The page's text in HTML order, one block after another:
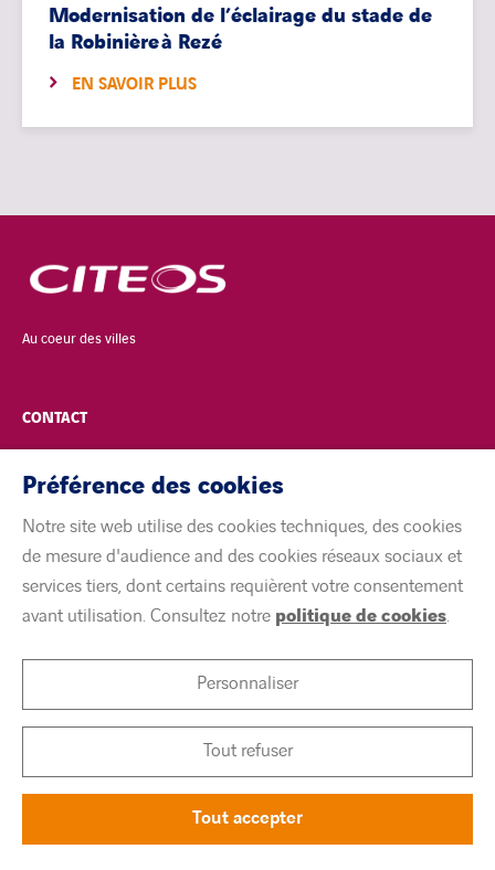
Modernisation de l’éclairage du stade de
la Robinière à Rezé
EN SAVOIR PLUS
Au coeur des villes
CONTACT
POLITIQUE DE CONFIDENTIALITÉ
MENTIONS LÉGALES
ACCESSIBILITÉ
linkedin
Préférence des cookies
Notre site web utilise des cookies techniques, des cookies
de mesure d'audience and des cookies réseaux sociaux et
services tiers, dont certains requièrent votre consentement
avant utilisation. Consultez notre politique de cookies.
Personnaliser
Tout refuser
Tout accepter